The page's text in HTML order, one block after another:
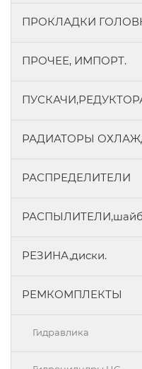
ПРОКЛАДКИ
ПРОЧЕЕ, ИМПОРТ.
РАДИАТОРЫ
РАСПРЕДЕЛИТЕЛИ
РЕЗИНА,диски.
РЕМКОМПЛЕКТЫ
Гидравлика